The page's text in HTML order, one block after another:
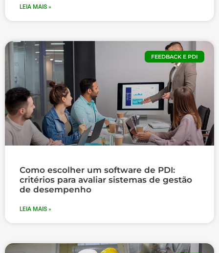
LEIA MAIS »
FEEDBACK E PDI
Como escolher um software de PDI:
critérios para avaliar sistemas de gestão
de desempenho
LEIA MAIS »